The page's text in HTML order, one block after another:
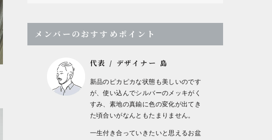
メンバーのおすすめポイント
代表 / デザイナー 島
新品のピカピカな状態も美しいのです
が、使い込んでシルバーのメッキがく
すみ、素地の真鍮に色の変化が出てき
た頃合いがなんともたまりません。
一生付き合っていきたいと思えるお盆